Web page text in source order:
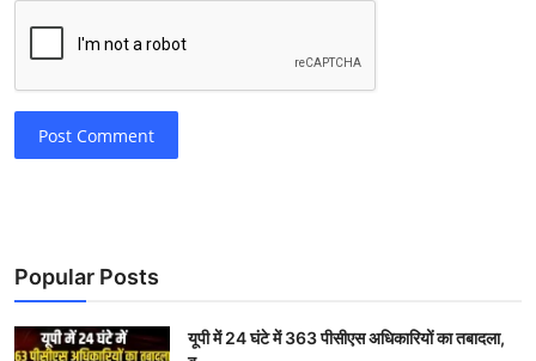
Post Comment
Popular Posts
यूपी में 24 घंटे में 363 पीसीएस अधिकारियों का तबादला,